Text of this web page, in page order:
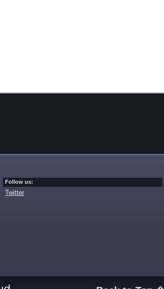
Follow us:
Twitter